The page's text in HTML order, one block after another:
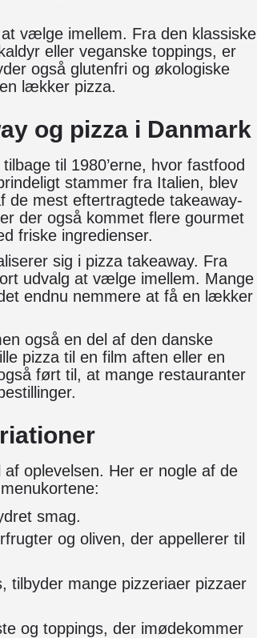
vælge imellem. Fra den klassiske
eller veganske toppings, er
også glutenfri og økologiske
lækker pizza.
og pizza i Danmark
til 1980’erne, hvor fastfood
stammer fra Italien, blev
de mest eftertragtede takeaway-
der også kommet flere gourmet
friske ingredienser.
sig i pizza takeaway. Fra
udvalg at vælge imellem. Mange
endnu nemmere at få en lækker
også en del af den danske
pizza til en film aften eller en
ført til, at mange restauranter
oplevelsen. Her er nogle af de
smag.
og oliven, der appellerer til
tilbyder mange pizzeriaer pizzaer
og toppings, der imødekommer